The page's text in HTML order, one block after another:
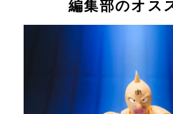
０００％（発売時期や価格は
場する編集部のオス